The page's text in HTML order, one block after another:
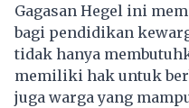
Gagasan Hegel ini
bagi pendidikan
tidak hanya
memiliki hak untuk
juga warga yang